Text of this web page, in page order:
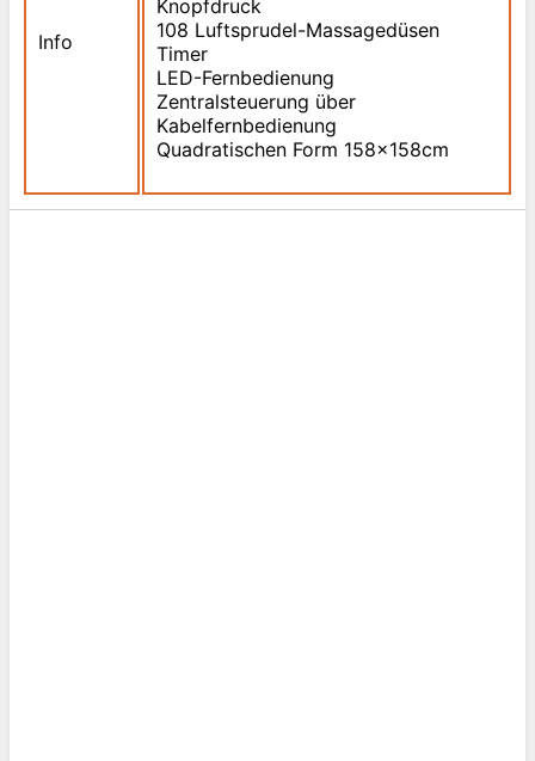
Info
Knopfdruck
108 Luftsprudel-Massagedüsen
Timer
LED-Fernbedienung
Zentralsteuerung über
Kabelfernbedienung
Quadratischen Form 158x158cm